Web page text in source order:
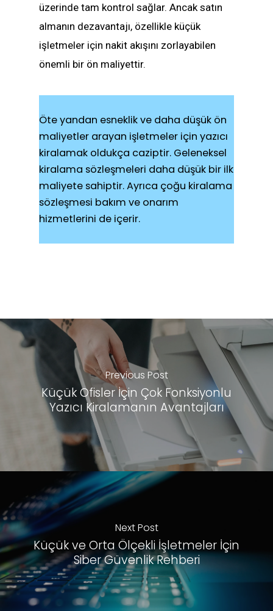
üzerinde tam kontrol sağlar. Ancak satın
almanın dezavantajı, özellikle küçük
işletmeler için nakit akışını zorlayabilen
önemli bir ön maliyettir.
Öte yandan esneklik ve daha düşük ön
maliyetler arayan işletmeler için yazıcı
kiralamak oldukça caziptir. Geleneksel
kiralama sözleşmeleri daha düşük bir ilk
maliyete sahiptir. Ayrıca çoğu kiralama
sözleşmesi bakım ve onarım
hizmetlerini de içerir.
Previous Post
Küçük Ofisler İçin Çok Fonksiyonlu
Yazıcı Kiralamanın Avantajları
Next Post
Küçük ve Orta Ölçekli İşletmeler İçin
Siber Güvenlik Rehberi